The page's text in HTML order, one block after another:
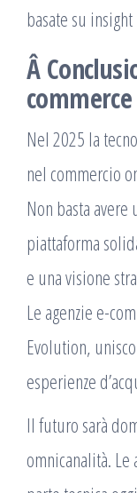
basate su
Â
commerce
Nel 2025 la
nel commercio
Non basta
piattaforma
e una visione
Le agenzie e-
Evolution,
esperienze
Il futuro sarà
omnicanalità.